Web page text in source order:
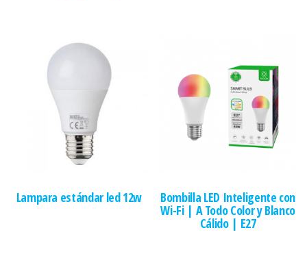
Lampara estándar led 12w Bombilla LED Inteligente con
Wi-Fi | A Todo Color y Blanco
Cálido | E27